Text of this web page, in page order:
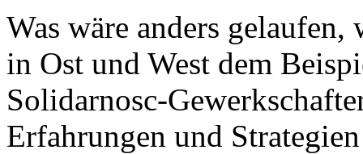
Was wäre anders
in Ost und West dem
Solidarnosc-
Erfahrungen und